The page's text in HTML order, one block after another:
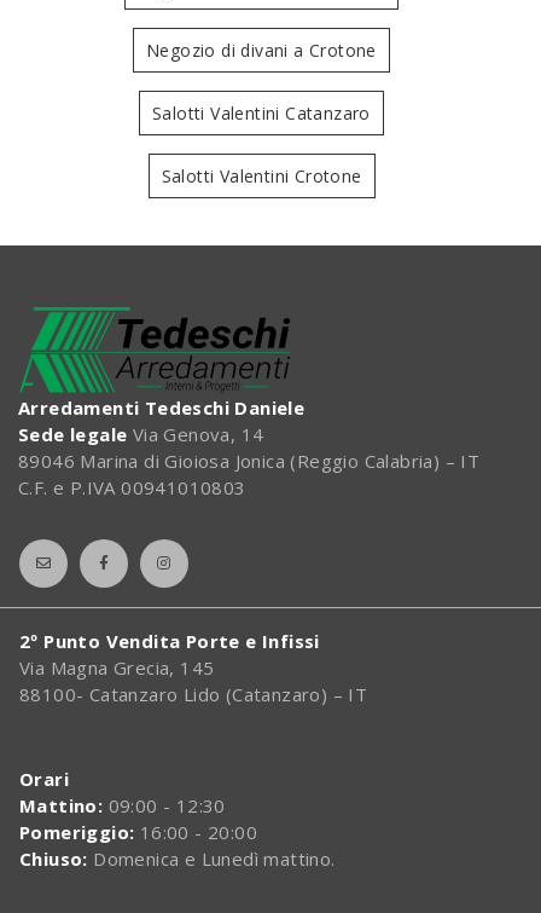
Negozio di divani a Crotone
Salotti Valentini Catanzaro
Salotti Valentini Crotone
Arredamenti Tedeschi Daniele
Sede legale Via Genova, 14
89046 Marina di Gioiosa Jonica (Reggio Calabria) – IT
C.F. e P.IVA 00941010803
2º Punto Vendita Porte e Infissi
Via Magna Grecia, 145
88100- Catanzaro Lido (Catanzaro) – IT
Orari
Mattino: 09:00 - 12:30
Pomeriggio: 16:00 - 20:00
Chiuso: Domenica e Lunedì mattino.